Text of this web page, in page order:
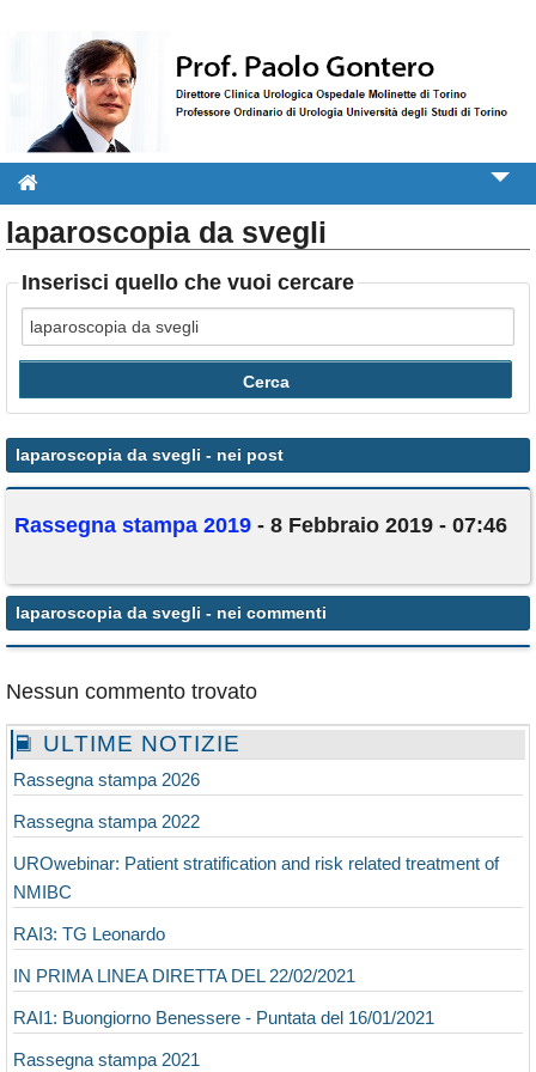
Informazioni per il paziente
Libri e Pubblicazioni
Video
Attività
Rassegna stampa
Contatti
laparoscopia da svegli
Inserisci quello che vuoi cercare
laparoscopia da svegli - nei post
Rassegna stampa 2019 - 8 Febbraio 2019 - 07:46
laparoscopia da svegli - nei commenti
Nessun commento trovato
ULTIME NOTIZIE
Rassegna stampa 2026
Rassegna stampa 2022
UROwebinar: Patient stratification and risk related treatment of
NMIBC
RAI3: TG Leonardo
IN PRIMA LINEA DIRETTA DEL 22/02/2021
RAI1: Buongiorno Benessere - Puntata del 16/01/2021
Rassegna stampa 2021